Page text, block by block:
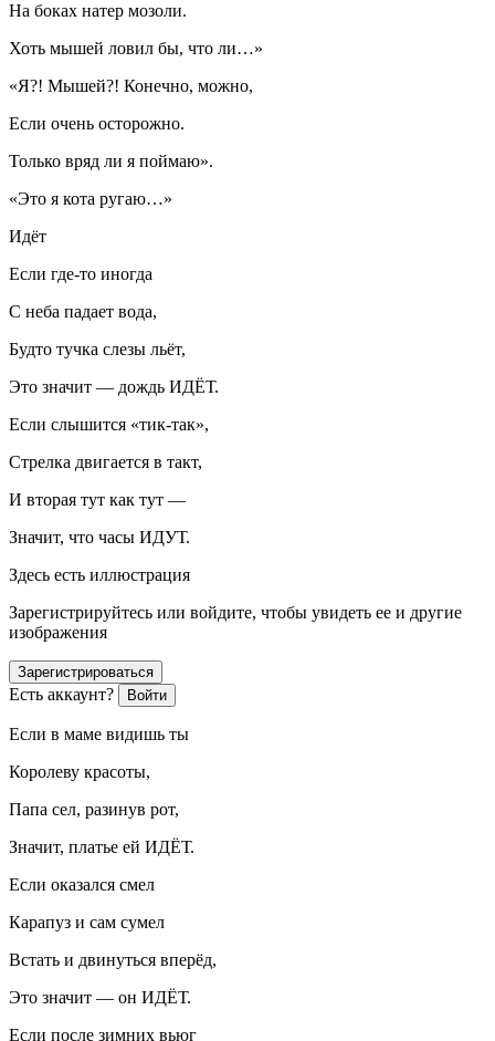
На боках натер мозоли.
Хоть мышей ловил бы, что ли…»
«Я?! Мышей?! Конечно, можно,
Если очень осторожно.
Только вряд ли я поймаю».
«Это я кота ругаю…»
Идёт
Если где-то иногда
С неба падает вода,
Будто тучка слезы льёт,
Это значит — дождь ИДЁТ.
Если слышится «тик-так»,
Стрелка двигается в такт,
И вторая тут как тут —
Значит, что часы ИДУТ.
Здесь есть иллюстрация
Зарегистрируйтесь или войдите, чтобы увидеть ее и другие
изображения
Зарегистрироваться
Есть аккаунт? Войти
Если в маме видишь ты
Королеву красоты,
Папа сел, разинув рот,
Значит, платье ей ИДЁТ.
Если оказался смел
Карапуз и сам сумел
Встать и двинуться вперёд,
Это значит — он ИДЁТ.
Если после зимних вьюг